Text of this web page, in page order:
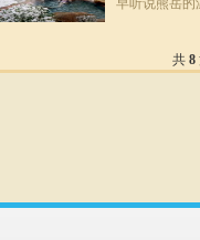
早听说熊岳的
共8